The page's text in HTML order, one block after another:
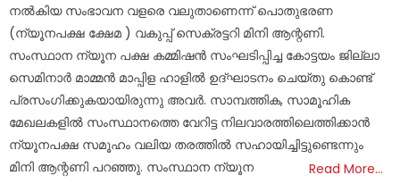
നൽകിയ സംഭാവന വളരെ വലുതാണെന്ന് പൊതുഭരണ
(ന്യൂനപക്ഷ ക്ഷേമ ) വകുപ്പ് സെക്രട്ടറി മിനി ആന്റണി.
സംസ്ഥാന ന്യൂന പക്ഷ കമ്മിഷൻ സംഘടിപ്പിച്ച കോട്ടയം ജില്ലാ
സെമിനാർ മാമ്മൻ മാപ്പിള ഹാളിൽ ഉദ്ഘാടനം ചെയ്തു കൊണ്ട്
പ്രസംഗിക്കുകയായിരുന്നു അവർ. സാമ്പത്തിക, സാമൂഹിക
മേഖലകളിൽ സംസ്ഥാനത്തെ വേറിട്ട നിലവാരത്തിലെത്തിക്കാൻ
ന്യൂനപക്ഷ സമൂഹം വലിയ തരത്തിൽ സഹായിച്ചിട്ടുണ്ടെന്നും
മിനി ആന്റണി പറഞ്ഞു. സംസ്ഥാന ന്യൂന
Read More…